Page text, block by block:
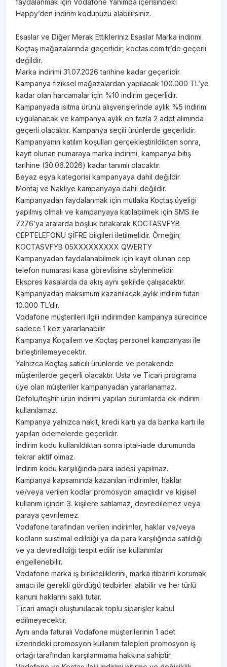
faydalanmak için Vodafone Yanımda içerisindeki
Happy’den indirim kodunuzu alabilirsiniz.
Esaslar ve Diğer Merak Ettikleriniz Esaslar Marka indirimi
Koçtaş mağazalarında geçerlidir, koctas.com.tr’de geçerli
değildir.
Marka indirimi 31.07.2026 tarihine kadar geçerlidir.
Kampanya fiziksel mağazalardan yapılacak 100.000 TL’ye
kadar olan harcamalar için %10 indirim geçerlidir.
Kampanyada ısıtma ürünü alışverişlerinde aylık %5 indirim
uygulanacak ve kampanya aylık en fazla 2 adet alımında
geçerli olacaktır. Kampanya seçili ürünlerde geçerlidir.
Kampanyanın katılım koşulları gerçekleştirildikten sonra,
kayıt olunan numaraya marka indirimi, kampanya bitiş
tarihine (30.06.2026) kadar tanımlı olacaktır.
Beyaz eşya kategorisi kampanyaya dahil değildir.
Montaj ve Nakliye kampanyaya dahil değildir.
Kampanyadan faydalanmak için mutlaka Koçtaş üyeliği
yapılmış olmalı ve kampanyaya katılabilmek için SMS ile
7276’ya aralarda boşluk bırakarak KOCTASVFYB
CEPTELEFONU ŞİFRE bilgileri iletilmelidir. Örneğin;
KOCTASVFYB 05XXXXXXXXX QWERTY
Kampanyadan faydalanabilmek için kayıt olunan cep
telefon numarası kasa görevlisine söylenmelidir.
Ekspres kasalarda da akış aynı şekilde çalışacaktır.
Kampanyadan maksimum kazanılacak aylık indirim tutarı
10.000 TL’dir.
Vodafone müşterileri ilgili indirimden kampanya sürecince
sadece 1 kez yararlanabilir.
Kampanya Koçailem ve Koçtaş personel kampanyası ile
birleştirilemeyecektir.
Yalnızca Koçtaş satıcılı ürünlerde ve perakende
müşterilerde geçerli olacaktır. Usta ve Ticari programa
üye olan müşteriler kampanyadan yararlanamaz.
Defolu/teşhir ürün indirimi yapılan durumlarda ek indirim
kullanılamaz.
Kampanya yalnızca nakit, kredi kartı ya da banka kartı ile
yapılan ödemelerde geçerlidir.
İndirim kodu kullanıldıktan sonra iptal-iade durumunda
tekrar aktif olmaz.
İndirim kodu karşılığında para iadesi yapılmaz.
Kampanya kapsamında kazanılan indirimler, haklar
ve/veya verilen kodlar promosyon amaçlıdır ve kişisel
kullanım içindir. 3. kişilere satılamaz, devredilemez veya
paraya çevrilemez.
Vodafone tarafından verilen indirimler, haklar ve/veya
kodların suistimal edildiği ya da para karşılığında satıldığı
ve ya devredildiği tespit edilir ise kullanımlar
engellenebilir.
Vodafone marka iş birlikteliklerini, marka itibarini korumak
amacı ile gerekli gördüğü tedbirleri alabilir ve her türlü
kanuni haklarını saklı tutar.
Ticari amaçlı oluşturulacak toplu siparişler kabul
edilmeyecektir.
Aynı anda faturalı Vodafone müşterilerinin 1 adet
üzerindeki promosyon kullanım talepleri promosyon iş
ortağı tarafından karşılanmama hakkına sahiptir.